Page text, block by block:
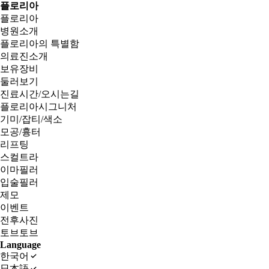
플로리아
플로리아
병원소개
플로리아의 특별함
의료진소개
보유장비
둘러보기
진료시간/오시는길
플로리아시그니처
기미/잡티/색소
모공/흉터
리프팅
스컬트라
이마필러
입술필러
제모
이벤트
전후사진
토브토브
Language
한국어